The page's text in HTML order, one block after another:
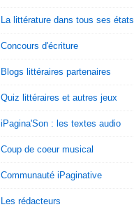
La littérature dans tous ses états
Concours d'écriture
Blogs littéraires partenaires
Quiz littéraires et autres jeux
iPagina'Son : les textes audio
Coup de coeur musical
Communauté iPaginative
Les rédacteurs